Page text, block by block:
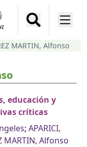
MARTIN, Alfonso
educación y
críticas
; APARICI,
MARTIN, Alfonso